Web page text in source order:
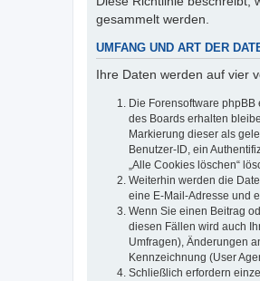
gesammelt werden.
UMFANG UND ART DER
Ihre Daten werden auf vier
Die Forensoftware
des Boards erhalten
Markierung dieser als
Benutzer-ID, ein
„Alle Cookies löschen“
Weiterhin werden die
eine E-Mail-Adresse und
Wenn Sie einen Beitrag
diesen Fällen wird auch
Umfragen), Änderungen
Kennzeichnung (User
Schließlich erfordern